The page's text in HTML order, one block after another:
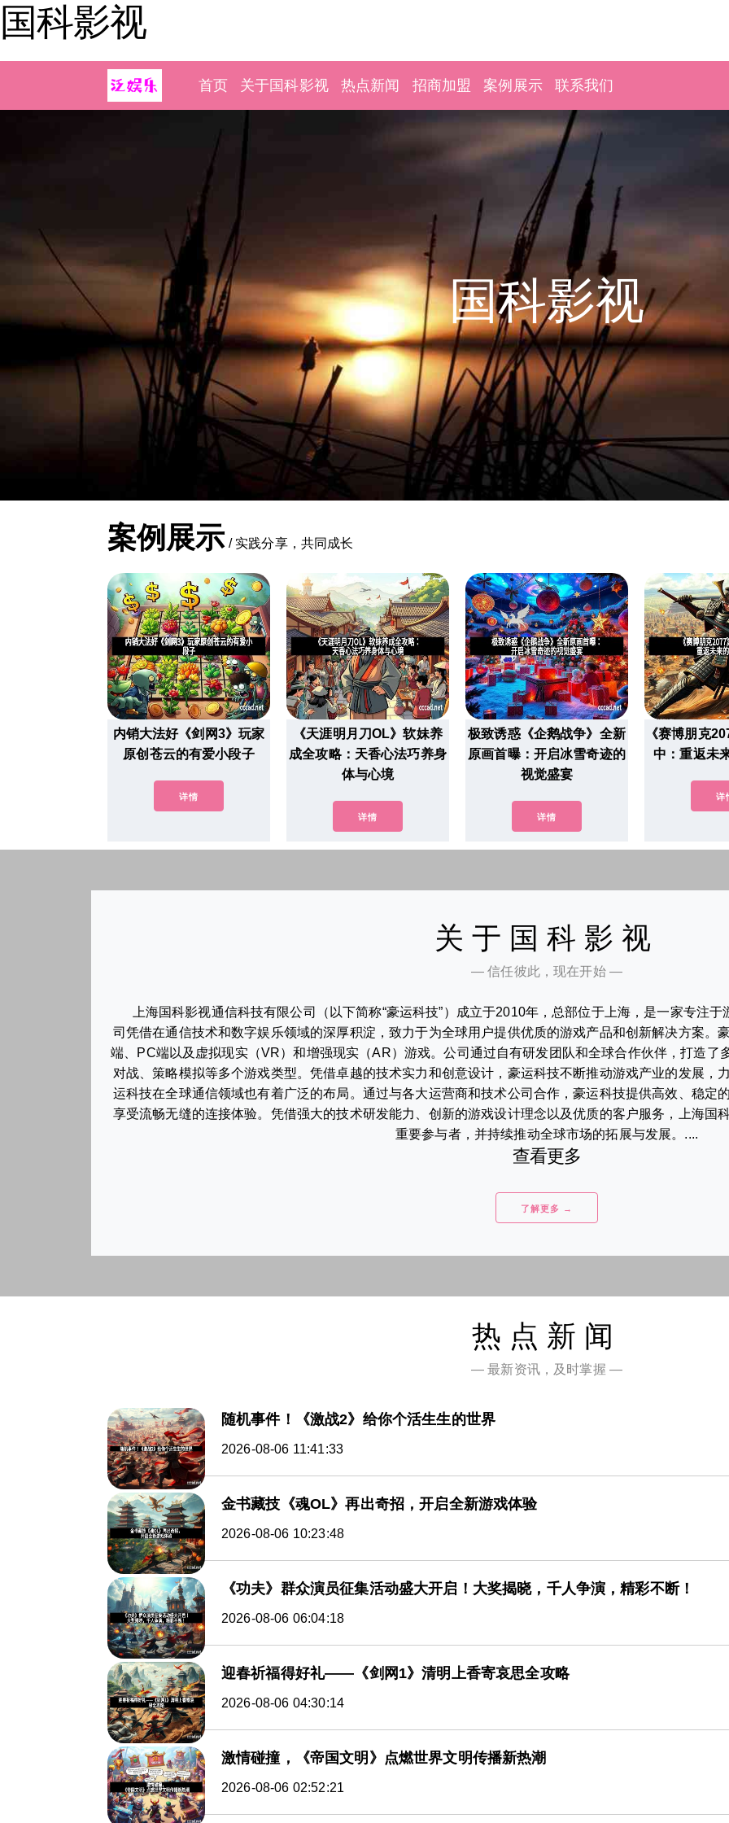
国科影视
首页 关于国科影视 热点新闻 招商加盟 案例展示 联系我们
国科影视
案例展示 / 实践分享，共同成长
内销大法好《剑网3》玩家
原创苍云的有爱小段子
详情
《天涯明月刀OL》软妹养
成全攻略：天香心法巧养身
体与心境
详情
极致诱惑《企鹅战争》全新
原画首曝：开启冰雪奇迹的
视觉盛宴
详情
《赛博朋克
中：重返未
详
关于国科影视
— 信任彼此，现在开始 —
上海国科影视通信科技有限公司（以下简称“豪运科技”）成立于2010年，总部位于上海，是一家专注
司凭借在通信技术和数字娱乐领域的深厚积淀，致力于为全球用户提供优质的游戏产品和创新解决方案。
端、PC端以及虚拟现实（VR）和增强现实（AR）游戏。公司通过自有研发团队和全球合作伙伴，打造了
对战、策略模拟等多个游戏类型。凭借卓越的技术实力和创意设计，豪运科技不断推动游戏产业的发展，
运科技在全球通信领域也有着广泛的布局。通过与各大运营商和技术公司合作，豪运科技提供高效、稳定
享受流畅无缝的连接体验。凭借强大的技术研发能力、创新的游戏设计理念以及优质的客户服务，上海国
重要参与者，并持续推动全球市场的拓展与发展。....
查看更多
了解更多 →
热点新闻
— 最新资讯，及时掌握 —
随机事件！《激战2》给你个活生生的世界
2026-08-06 11:41:33
金书藏技《魂OL》再出奇招，开启全新游戏体验
2026-08-06 10:23:48
《功夫》群众演员征集活动盛大开启！大奖揭晓，千人争演，精彩不断！
2026-08-06 06:04:18
迎春祈福得好礼——《剑网1》清明上香寄哀思全攻略
2026-08-06 04:30:14
激情碰撞，《帝国文明》点燃世界文明传播新热潮
2026-08-06 02:52:21